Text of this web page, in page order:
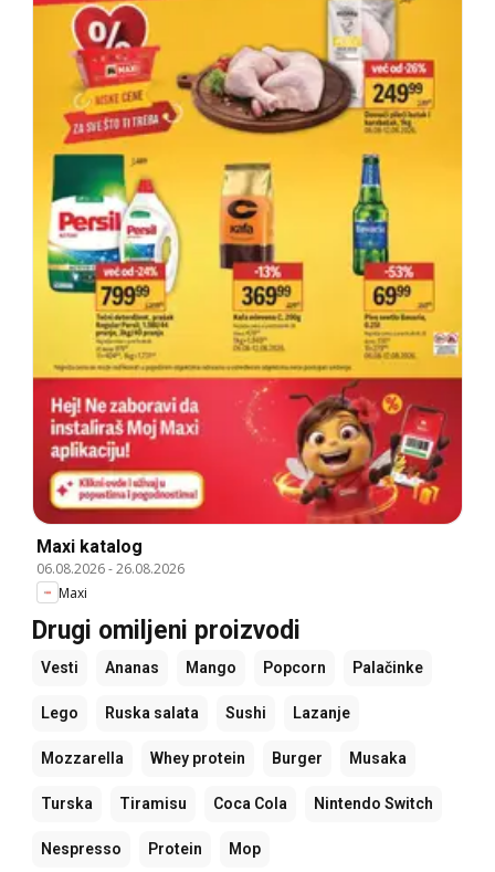
Maxi katalog
06.08.2026-26.08.2026
Maxi
Drugi omiljeni proizvodi
Vesti Ananas Mango Popcorn Palačinke
Lego Ruska salata Sushi Lazanje
Mozzarella Whey protein Burger Musaka
Turska Tiramisu Coca Cola Nintendo Switch
Nespresso Protein Mop